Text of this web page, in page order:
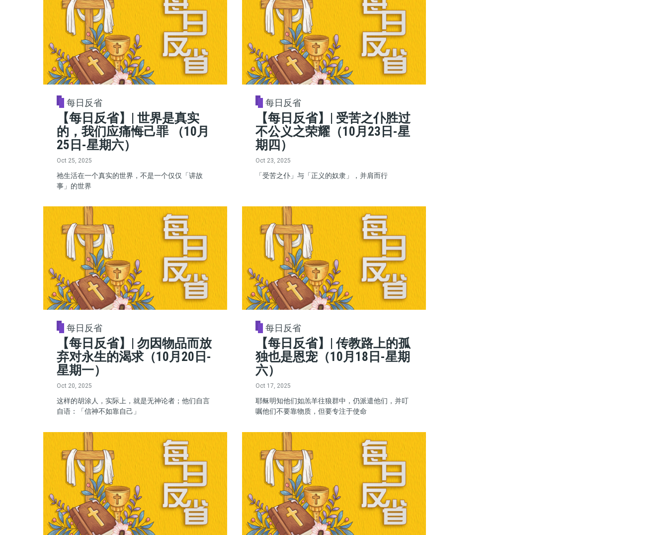
每日反省
【每日反省】| 世界是真实
的，我们应痛悔己罪 （10月
25日-星期六）
Oct 25, 2025
祂生活在一个真实的世界，不是一个仅仅「讲故
事」的世界
每日反省
【每日反省】| 受苦之仆胜过
不公义之荣耀（10月23日-星
期四）
Oct 23, 2025
「受苦之仆」与「正义的奴隶」，并肩而行
每日反省
【每日反省】| 勿因物品而放
弃对永生的渴求（10月20日-
星期一）
Oct 20, 2025
这样的胡涂人，实际上，就是无神论者；他们自言
自语：「信神不如靠自己」
每日反省
【每日反省】| 传教路上的孤
独也是恩宠（10月18日-星期
六）
Oct 17, 2025
耶稣明知他们如羔羊往狼群中，仍派遣他们，并叮
嘱他们不要靠物质，但要专注于使命